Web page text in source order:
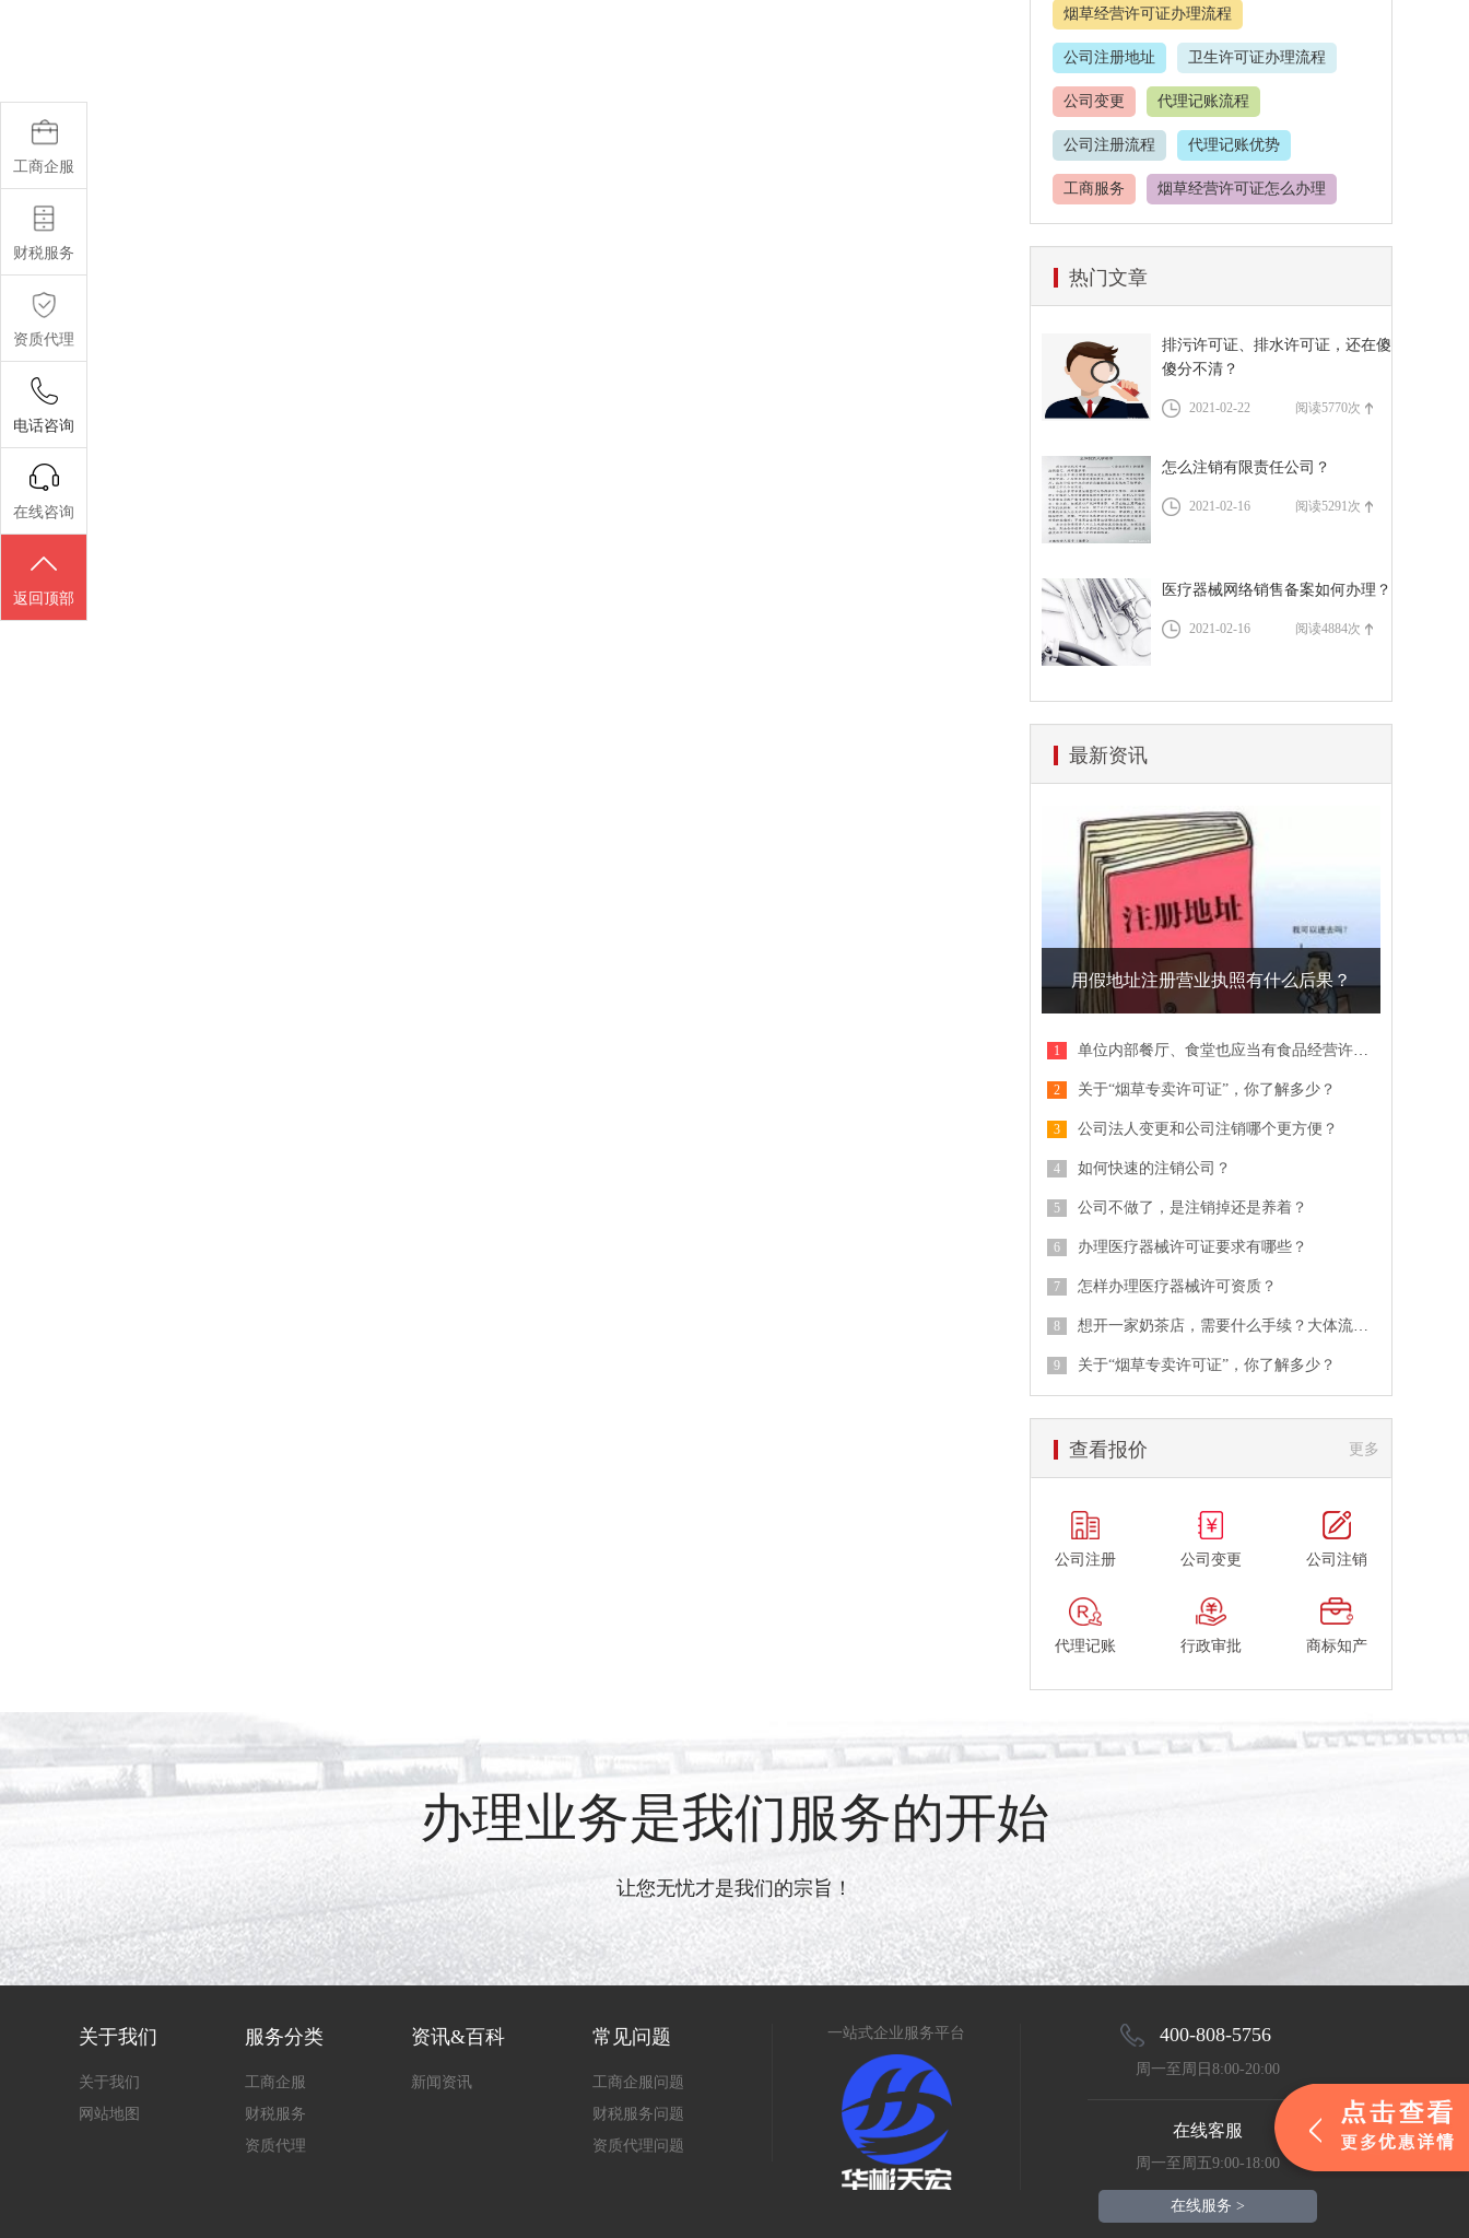
烟草经营许可证办理流程
公司注册地址 卫生许可证办理流程
公司变更 代理记账流程
公司注册流程 代理记账优势
工商服务 烟草经营许可证怎么办理
食品经营许可证办理价格
资质代办流程
道路运输许可证办理流程 税务服务
热门文章
排污许可证、排水许可证，还在傻
傻分不清？
2021-02-22 阅读5770次
怎么注销有限责任公司？
2021-02-16 阅读5291次
医疗器械网络销售备案如何办理？
2021-02-16 阅读4884次
最新资讯
用假地址注册营业执照有什么后果？
单位内部餐厅、食堂也应当有食品经营许可证
关于“烟草专卖许可证”，你了解多少？
公司法人变更和公司注销哪个更方便？
如何快速的注销公司？
公司不做了，是注销掉还是养着？
办理医疗器械许可证要求有哪些？
怎样办理医疗器械许可资质？
想开一家奶茶店，需要什么手续？大体流程是什么？
关于“烟草专卖许可证”，你了解多少？
查看报价 更多
公司注册 公司变更 公司注销
代理记账 行政审批 商标知产
办理业务是我们服务的开始
让您无忧才是我们的宗旨！
关于我们
关于我们
网站地图
服务分类
工商企服
财税服务
资质代理
资讯&百科
新闻资讯
常见问题
工商企服问题
财税服务问题
资质代理问题
一站式企业服务平台 400-808-5756
周一至周日8:00-20:00
在线客服
周一至周五9:00-18:00
在线服务 >
工商企服
财税服务
资质代理
电话咨询
在线咨询
返回顶部